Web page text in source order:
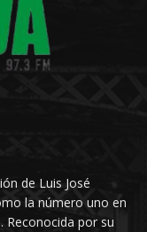
de Luis José
la número uno en
Reconocida por su